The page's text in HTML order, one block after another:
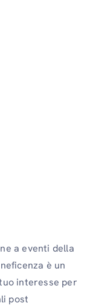
a eventi della
è un
interesse per
post